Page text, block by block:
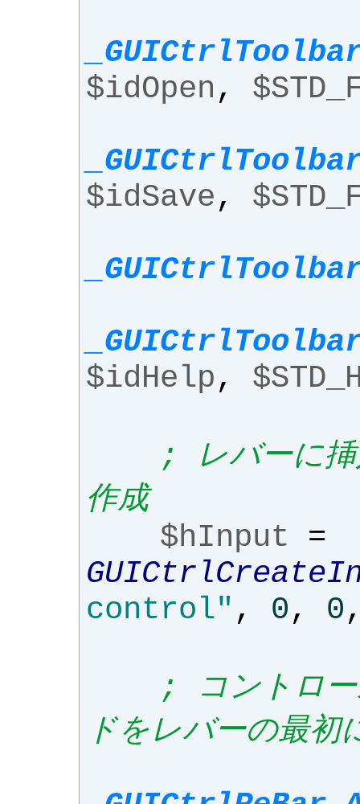
$idOpen ,
$idSave,
$idHelp,
; レバーに挿
作成
$hInput
=
control" , 0, 0
; コントロー
ドをレバーの最初